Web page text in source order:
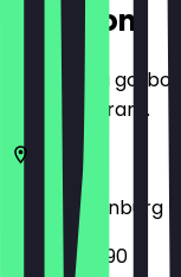
Location
Before you go,
the restaurant.
Oldenburg
Lange Str. 90